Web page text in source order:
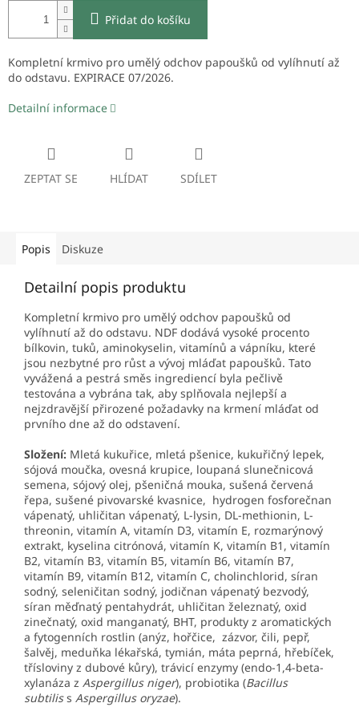
Přidat do košíku
Kompletní krmivo pro umělý odchov papoušků od vylíhnutí až
do odstavu. EXPIRACE 07/2026.
Detailní informace
ZEPTAT SE HLÍDAT SDÍLET
Popis Diskuze
Detailní popis produktu
Kompletní krmivo pro umělý odchov papoušků od
vylíhnutí až do odstavu. NDF dodává vysoké procento
bílkovin, tuků, aminokyselin, vitamínů a vápníku, které
jsou nezbytné pro růst a vývoj mláďat papoušků. Tato
vyvážená a pestrá směs ingrediencí byla pečlivě
testována a vybrána tak, aby splňovala nejlepší a
nejzdravější přirozené požadavky na krmení mláďat od
prvního dne až do odstavení.
Složení: Mletá kukuřice, mletá pšenice, kukuřičný lepek,
sójová moučka, ovesná krupice, loupaná slunečnicová
semena, sójový olej, pšeničná mouka, sušená červená
řepa, sušené pivovarské kvasnice, hydrogen fosforečnan
vápenatý, uhličitan vápenatý, L-lysin, DL-methionin, L-
threonin, vitamín A, vitamín D3, vitamín E, rozmarýnový
extrakt, kyselina citrónová, vitamín K, vitamín B1, vitamín
B2, vitamín B3, vitamín B5, vitamín B6, vitamín B7,
vitamín B9, vitamín B12, vitamín C, cholinchlorid, síran
sodný, seleničitan sodný, jodičnan vápenatý bezvodý,
síran měďnatý pentahydrát, uhličitan železnatý, oxid
zinečnatý, oxid manganatý, BHT, produkty z aromatických
a fytogenních rostlin (anýz, hořčice, zázvor, čili, pepř,
šalvěj, meduňka lékařská, tymián, máta peprná, hřebíček,
třísloviny z dubové kůry), trávicí enzymy (endo-1,4-beta-
xylanáza z Aspergillus niger), probiotika (Bacillus
subtilis s Aspergillus oryzae).